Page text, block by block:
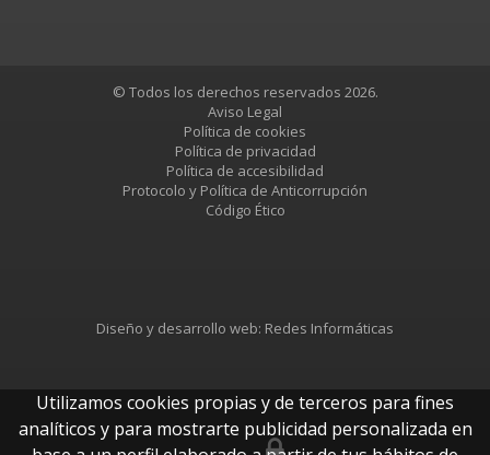
© Todos los derechos reservados 2026.
Aviso Legal
Política de cookies
Política de privacidad
Política de accesibilidad
Protocolo y Política de Anticorrupción
Código Ético
Diseño y desarrollo web: Redes Informáticas
Utilizamos cookies propias y de terceros para fines
analíticos y para mostrarte publicidad personalizada en